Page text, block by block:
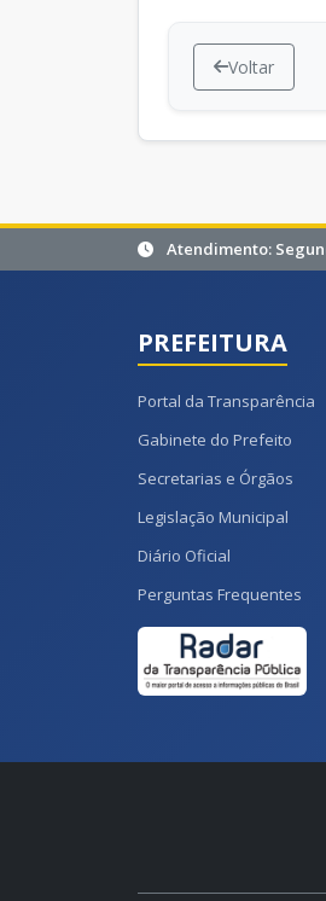
Voltar
Atendimento:
PREFEITURA
Portal da Transparência
Gabinete do Prefeito
Secretarias e Órgãos
Legislação Municipal
Diário Oficial
Perguntas Frequentes